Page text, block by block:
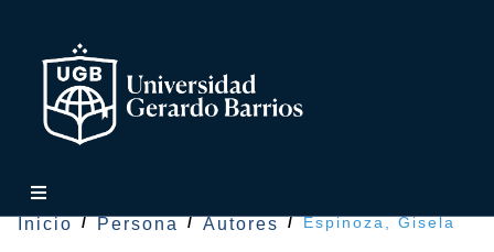
Inicio Persona Autores Espinoza, Gisela